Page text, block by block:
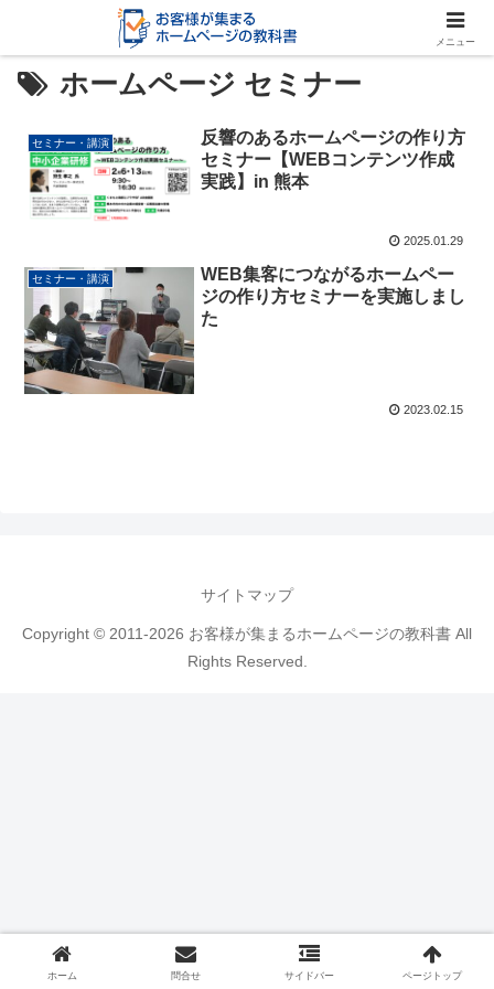
ホームページ セミナー
セミナー・講演
反響のあるホームページの作り方
セミナー【WEBコンテンツ作成
実践】in 熊本
2025.01.29
セミナー・講演
WEB集客につながるホームペー
ジの作り方セミナーを実施しまし
た
2023.02.15
サイトマップ
Copyright © 2011-2026 お客様が集まるホームページの教科書 All
Rights Reserved.
メニュー
ホーム 問合せ サイドバー ページトップ